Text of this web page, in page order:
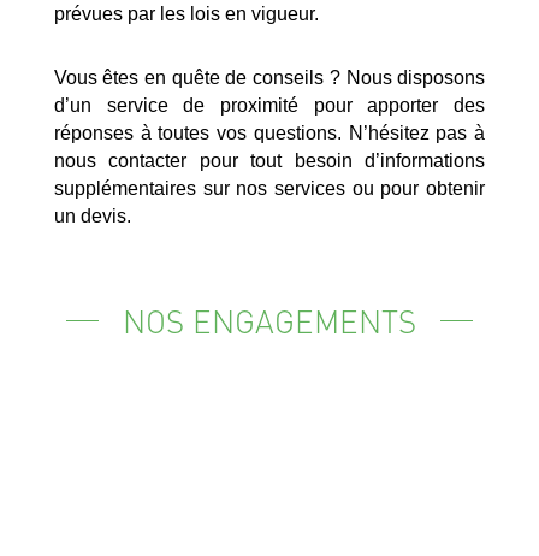
prévues par les lois en vigueur.
Vous êtes en quête de conseils ? Nous disposons
d’un service de proximité pour apporter des
réponses à toutes vos questions. N’hésitez pas à
nous contacter pour tout besoin d’informations
supplémentaires sur nos services ou pour obtenir
un devis.
NOS ENGAGEMENTS